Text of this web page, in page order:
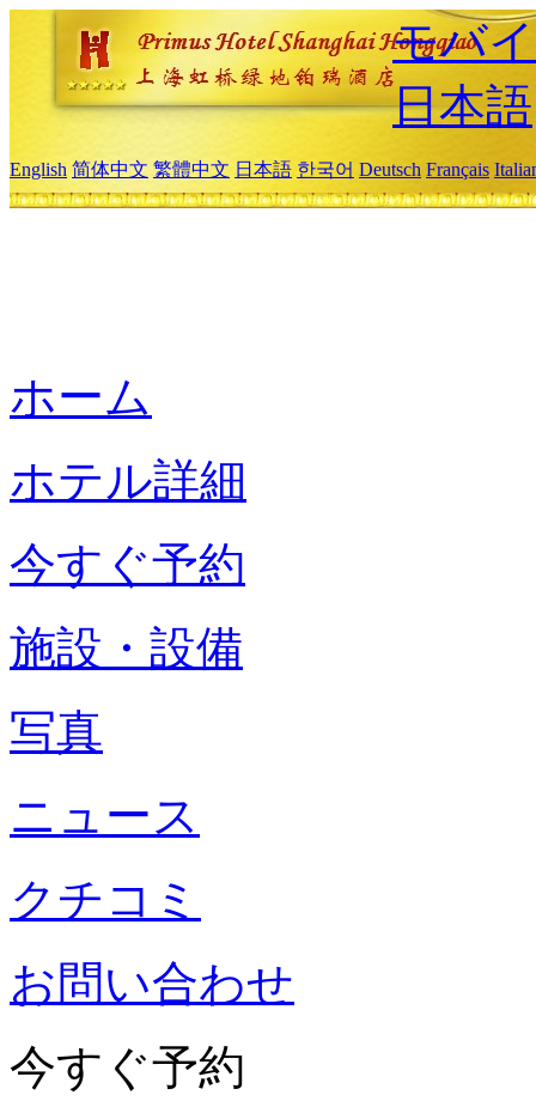
モバ
日本語
English 简体中文 繁體中文 日本語 한국어 Deutsch Français
ホーム
ホテル詳細
今すぐ予約
施設・設備
写真
ニュース
クチコミ
お問い合わせ
今すぐ予約